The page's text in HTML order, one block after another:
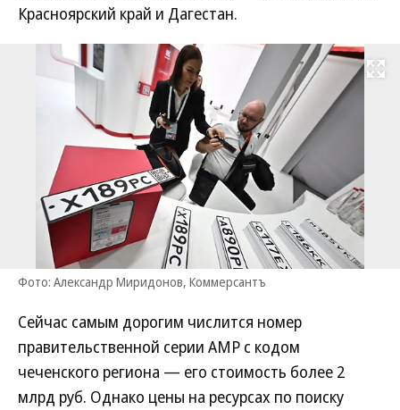
Красноярский край и Дагестан.
Развернуть
Фото: Александр Миридонов, Коммерсантъ
Сейчас самым дорогим числится номер
правительственной серии АМР с кодом
чеченского региона — его стоимость более 2
млрд руб. Однако цены на ресурсах по поиску